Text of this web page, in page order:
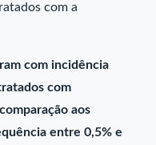
com a
com incidência
com
aos
entre 0,5% e